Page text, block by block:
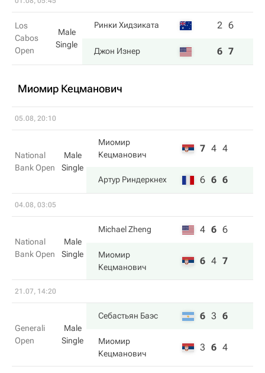
Los
Cabos
Open
Male
Single
Ринки Хидзиката 2 6
Джон Изнер 6 7
Миомир Кецманович
05.08, 20:10
National
Bank Open
Male
Single
Миомир
Кецманович
7 4 4
Артур Риндеркнех 6 6 6
04.08, 03:05
National
Bank Open
Male
Single
Michael Zheng 4 6 6
Миомир
Кецманович
6 4 7
21.07, 14:20
Generali
Open
Male
Single
Себастьян Баэс 6 3 6
Миомир
Кецманович
3 6 4